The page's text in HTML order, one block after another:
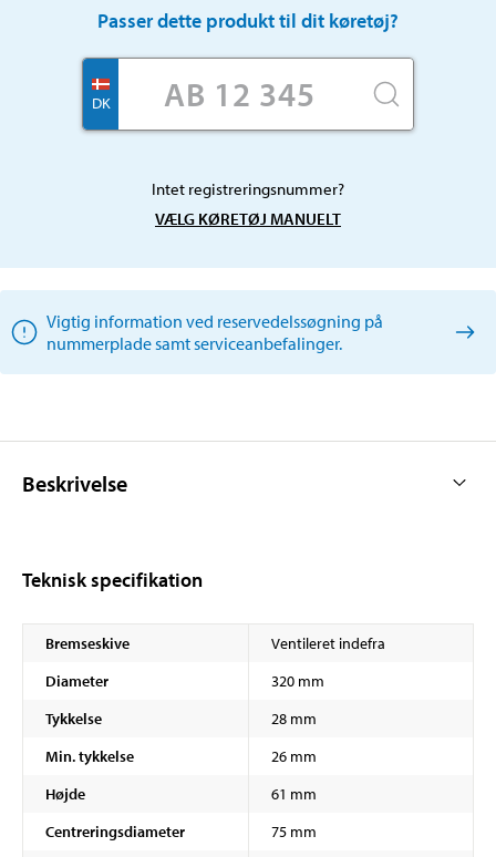
Passer dette produkt til dit køretøj?
DK
Intet registreringsnummer?
VÆLG KØRETØJ MANUELT
Vigtig information ved reservedelssøgning på
nummerplade samt serviceanbefalinger.
Beskrivelse
Teknisk specifikation
Bremseskive
Ventileret indefra
Diameter
320 mm
Tykkelse
28 mm
Min. tykkelse
26 mm
Højde
61 mm
Centreringsdiameter
75 mm